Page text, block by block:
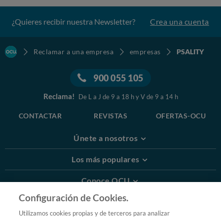
¿Quieres recibir nuestra Newsletter? Crea una cuenta
Reclamar a una empresa empresas PSALITY
900 055 105
Reclama! De L a J de 9 a 18 h y V de 9 a 14 h
CONTACTAR REVISTAS OFERTAS-OCU
Únete a nosotros
Los más populares
Conoce OCU
Más Información
Configuración de Cookies.
Utilizamos cookies propias y de terceros para analizar